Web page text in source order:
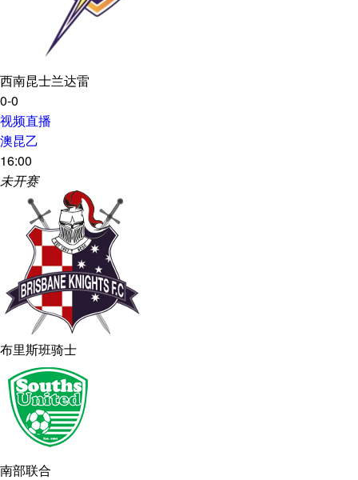
西南昆士兰达雷
0-0
视频直播
澳昆乙
16:00
未开赛
布里斯班骑士
南部联合